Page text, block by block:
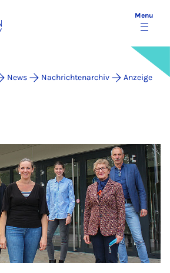
Menu
News Nachrichtenarchiv Anzeige